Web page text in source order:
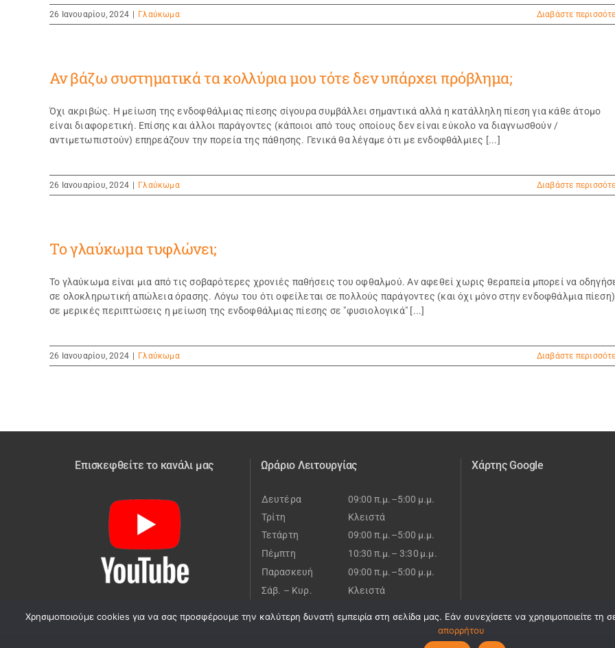
26 Ιανουαρίου, 2024 Γλαύκωμα Διαβάστε
Αν βάζω συστηματικά τα κολλύρια μου τότε δεν υπάρχει πρόβλημα;
Όχι ακριβώς. Η μείωση της ενδοφθάλμιας πίεσης σίγουρα συμβάλλει σημαντικά αλλά η κατάλληλη πίεση για κάθε άτομο
είναι διαφορετική. Επίσης και άλλοι παράγοντες (κάποιοι από τους οποίους δεν είναι εύκολο να διαγνωσθούν /
αντιμετωπιστούν) επηρεάζουν την πορεία της πάθησης. Γενικά θα λέγαμε ότι με ενδοφθάλμιες [...]
26 Ιανουαρίου, 2024 Γλαύκωμα Διαβάστε
Το γλαύκωμα τυφλώνει;
Το γλαύκωμα είναι μια από τις σοβαρότερες χρονιές παθήσεις του οφθαλμού. Αν αφεθεί χωρις θεραπεία μπορεί να
σε ολοκληρωτική απώλεια όρασης. Λόγω του ότι οφείλεται σε πολλούς παράγοντες (και όχι μόνο στην ενδοφθάλμια
σε μερικές περιπτώσεις η μείωση της ενδοφθάλμιας πίεσης σε "φυσιολογικά" [...]
26 Ιανουαρίου, 2024 Γλαύκωμα Διαβάστε
Επισκεφθείτε το κανάλι μας Ωράριο Λειτουργίας
Δευτέρα
09:00 π.μ.–5:00 μ.μ.
Τρίτη
Κλειστά
Τετάρτη
09:00 π.μ.–5:00 μ.μ.
Πέμπτη
10:30 π.μ.– 3:30 μ.μ.
Παρασκευή
09:00 π.μ.–5:00 μ.μ.
Σάβ. – Κυρ.
Κλειστά
Χάρτης Google
Χρησιμοποιούμε cookies για να σας προσφέρουμε την καλύτερη δυνατή εμπειρία στη σελίδα μας. Εάν συνεχίσετε να χρησιμοποιείτε τη
απορρήτου